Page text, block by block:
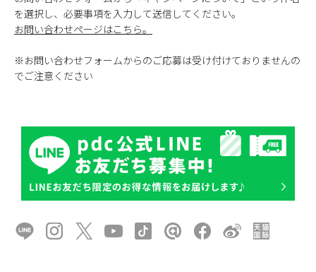
を選択し、必要事項を入力して送信してください。
お問い合わせページはこちら。
※お問い合わせフォームからのご応募は受け付けておりませんの
でご注意ください